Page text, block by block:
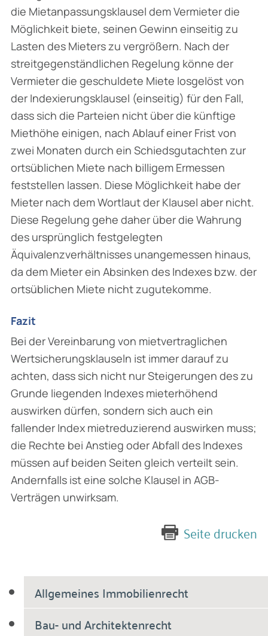
Allgemeines Immobilienrecht
Bau- und Architektenrecht
die Mietanpassungsklausel dem Vermieter die
Möglichkeit biete, seinen Gewinn einseitig zu
Lasten des Mieters zu vergrößern. Nach der
streitgegenständlichen Regelung könne der
Vermieter die geschuldete Miete losgelöst von
der Indexierungsklausel (einseitig) für den Fall,
dass sich die Parteien nicht über die künftige
Miethöhe einigen, nach Ablauf einer Frist von
zwei Monaten durch ein Schiedsgutachten zur
ortsüblichen Miete nach billigem Ermessen
feststellen lassen. Diese Möglichkeit habe der
Mieter nach dem Wortlaut der Klausel aber nicht.
Diese Regelung gehe daher über die Wahrung
des ursprünglich festgelegten
Äquivalenzverhältnisses unangemessen hinaus,
da dem Mieter ein Absinken des Indexes bzw. der
ortsüblichen Miete nicht zugutekomme.
Fazit
Bei der Vereinbarung von mietvertraglichen
Wertsicherungsklauseln ist immer darauf zu
achten, dass sich nicht nur Steigerungen des zu
Grunde liegenden Indexes mieterhöhend
auswirken dürfen, sondern sich auch ein
fallender Index mietreduzierend auswirken muss;
die Rechte bei Anstieg oder Abfall des Indexes
müssen auf beiden Seiten gleich verteilt sein.
Andernfalls ist eine solche Klausel in AGB-
Verträgen unwirksam.
Seite drucken